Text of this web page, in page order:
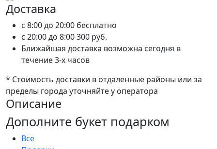
Доставка
c 8:00 до 20:00 бесплатно
c 20:00 до 8:00300 руб.
Ближайшая доставка возможна сегодня в
течение 3-х часов
* Стоимость доставки в отдаленные районы или за
пределы города уточняйте у оператора
Описание
Дополните букет подарком
Все